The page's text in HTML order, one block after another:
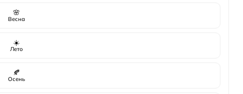
🌸
Весна
☀️
Лето
🍂
Осень